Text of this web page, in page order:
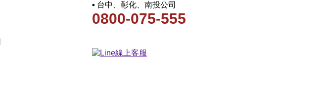
▪ 台中、彰化、南投公司
0800-075-555